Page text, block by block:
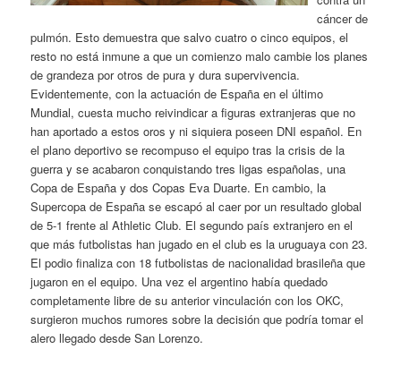
cáncer de
pulmón. Esto demuestra que salvo cuatro o cinco equipos, el
resto no está inmune a que un comienzo malo cambie los planes
de grandeza por otros de pura y dura supervivencia.
Evidentemente, con la actuación de España en el último
Mundial, cuesta mucho reivindicar a figuras extranjeras que no
han aportado a estos oros y ni siquiera poseen DNI español. En
el plano deportivo se recompuso el equipo tras la crisis de la
guerra y se acabaron conquistando tres ligas españolas, una
Copa de España y dos Copas Eva Duarte. En cambio, la
Supercopa de España se escapó al caer por un resultado global
de 5-1 frente al Athletic Club. El segundo país extranjero en el
que más futbolistas han jugado en el club es la uruguaya con 23.
El podio finaliza con 18 futbolistas de nacionalidad brasileña que
jugaron en el equipo. Una vez el argentino había quedado
completamente libre de su anterior vinculación con los OKC,
surgieron muchos rumores sobre la decisión que podría tomar el
alero llegado desde San Lorenzo.